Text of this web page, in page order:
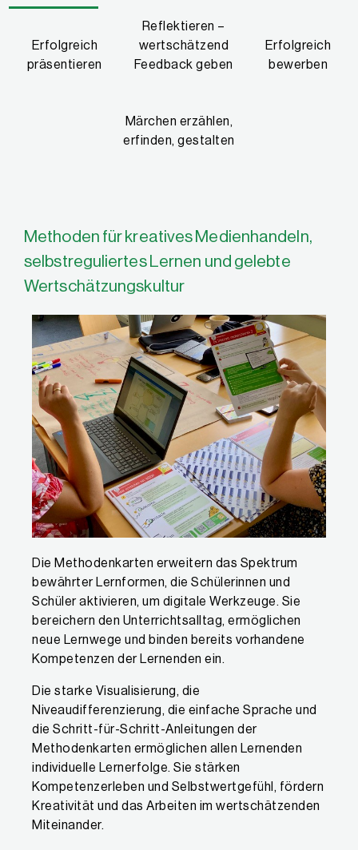
Erfolgreich
präsentieren
Reflektieren –
wertschätzend
Feedback geben
Erfolgreich
bewerben
Märchen erzählen,
erfinden, gestalten
Methoden für kreatives Medienhandeln,
selbstreguliertes Lernen und gelebte
Wertschätzungskultur
Die Methodenkarten erweitern das Spektrum
bewährter Lernformen, die Schülerinnen und
Schüler aktivieren, um digitale Werkzeuge. Sie
bereichern den Unterrichtsalltag, ermöglichen
neue Lernwege und binden bereits vorhandene
Kompetenzen der Lernenden ein.
Die starke Visualisierung, die
Niveaudifferenzierung, die einfache Sprache und
die Schritt-für-Schritt-Anleitungen der
Methodenkarten ermöglichen allen Lernenden
individuelle Lernerfolge. Sie stärken
Kompetenzerleben und Selbstwertgefühl, fördern
Kreativität und das Arbeiten im wertschätzenden
Miteinander.